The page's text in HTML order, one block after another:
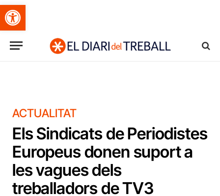
Obre la barra d'eines
ACTUALITAT
Els Sindicats de Periodistes
Europeus donen suport a
les vagues dels
treballadors de TV3